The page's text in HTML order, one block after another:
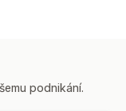
podnikání.